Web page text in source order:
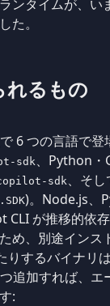
ンタイムが、い
た。
れるもの
6 つの言語で登
sdk 、Python・
sdk、そし
)。Node.js、
CLI が推移的依
め、別途インス
りするバイナリ
追加すれば、エ
: